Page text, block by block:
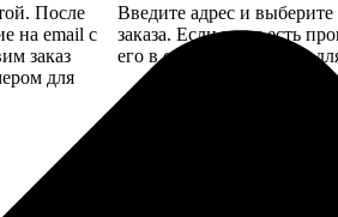
После
на email с
заказ
для
Введите адрес и выберите
заказа. Если у вас есть
его в специальное поле